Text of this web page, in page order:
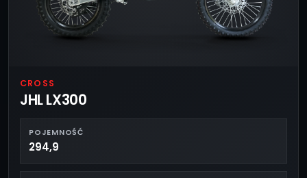
CROSS
JHL LX300
POJEMNOŚĆ
294,9